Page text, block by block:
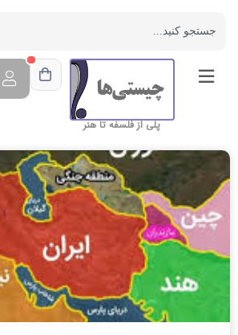
پلی از فلسفه تا هنر